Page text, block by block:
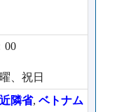
00
、祝日
隣省, ベトナム